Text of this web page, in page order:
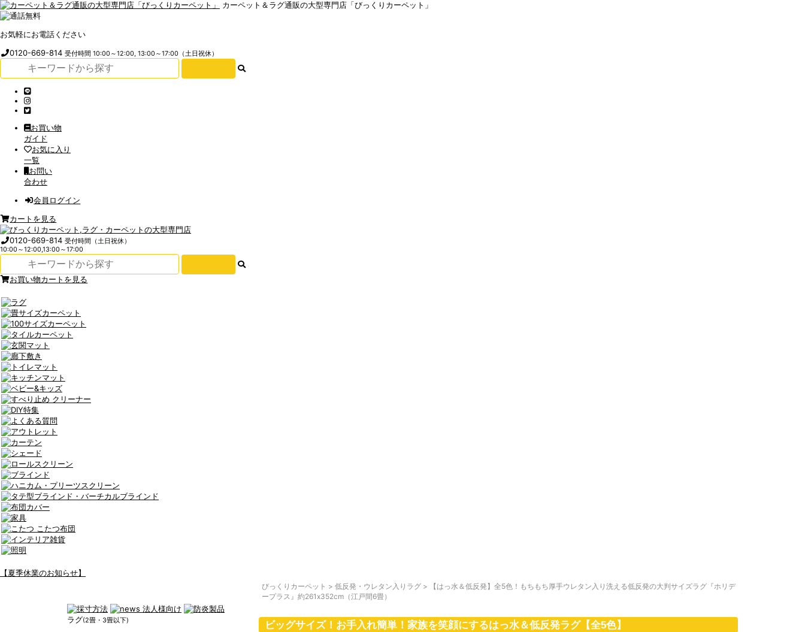
カーペット＆ラグ通販の大型専門店「びっくりカーペット」
お気軽にお電話ください
0120-669-814受付時間 10:00～12:00, 13:00～17:00（土日祝休）
お買い物
ガイド
お気に入り
一覧
お問い
合わせ
会員ログイン
カートを見る
0120-669-814受付時間（土日祝休）
10:00～12:00,13:00～17:00
お買い物カートを見る
【夏季休業のお知らせ】
ラグ(2畳・3畳以下)
びっくりカーペット > 低反発・ウレタン入りラグ >
【はっ水＆低反発】全5色！もちもち厚手ウレタン入り洗える低反発の大判サイズラグ『ホリデ
ープラス』約261x352cm（江戸間6畳）
ビッグサイズ！お手入れ簡単！家族を笑顔にするはっ水＆低反発ラグ【全5色】